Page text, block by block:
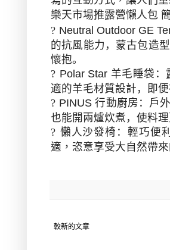
樂天市場推露營懶人包
? Neutral Outdoor GE
的抗風能力，蒙古包造
懷抱。
? Polar Star 羊毛睡袋
適的羊毛材質設計，即
? PINUS行動廚房 ：戶
也能開兩爐炊煮，使料理
? 懶人沙發椅 ： 輕巧便
適，恣意享受大自然帶來
較新的文章